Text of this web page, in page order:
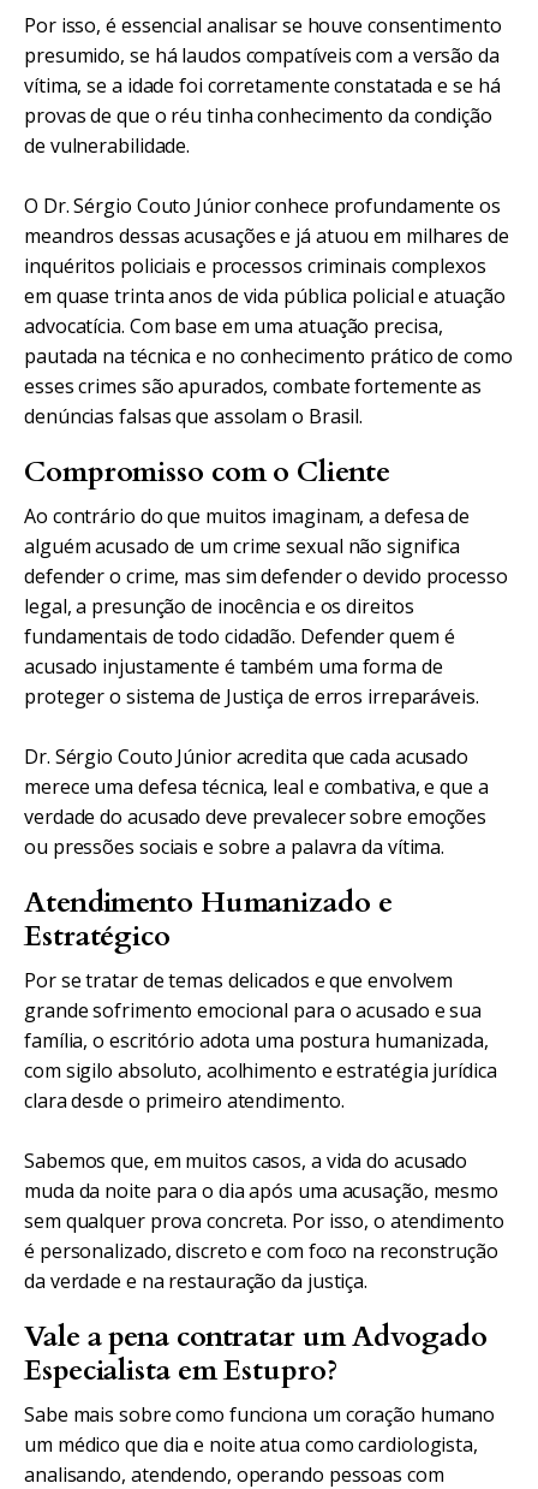
Por isso, é essencial analisar se houve consentimento
presumido, se há laudos compatíveis com a versão da
vítima, se a idade foi corretamente constatada e se há
provas de que o réu tinha conhecimento da condição
de vulnerabilidade.
O Dr. Sérgio Couto Júnior conhece profundamente os
meandros dessas acusações e já atuou em milhares de
inquéritos policiais e processos criminais complexos
em quase trinta anos de vida pública policial e atuação
advocatícia. Com base em uma atuação precisa,
pautada na técnica e no conhecimento prático de como
esses crimes são apurados, combate fortemente as
denúncias falsas que assolam o Brasil.
Compromisso com o Cliente
Ao contrário do que muitos imaginam, a defesa de
alguém acusado de um crime sexual não significa
defender o crime, mas sim defender o devido processo
legal, a presunção de inocência e os direitos
fundamentais de todo cidadão. Defender quem é
acusado injustamente é também uma forma de
proteger o sistema de Justiça de erros irreparáveis.
Dr. Sérgio Couto Júnior acredita que cada acusado
merece uma defesa técnica, leal e combativa, e que a
verdade do acusado deve prevalecer sobre emoções
ou pressões sociais e sobre a palavra da vítima.
Atendimento Humanizado e
Estratégico
Por se tratar de temas delicados e que envolvem
grande sofrimento emocional para o acusado e sua
família, o escritório adota uma postura humanizada,
com sigilo absoluto, acolhimento e estratégia jurídica
clara desde o primeiro atendimento.
Sabemos que, em muitos casos, a vida do acusado
muda da noite para o dia após uma acusação, mesmo
sem qualquer prova concreta. Por isso, o atendimento
é personalizado, discreto e com foco na reconstrução
da verdade e na restauração da justiça.
Vale a pena contratar um Advogado
Especialista em Estupro?
Sabe mais sobre como funciona um coração humano
um médico que dia e noite atua como cardiologista,
analisando, atendendo, operando pessoas com